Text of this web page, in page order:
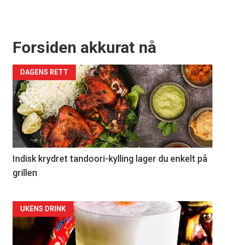
Forsiden akkurat nå
DAGENS RETT
Indisk krydret tandoori-kylling lager du enkelt på
grillen
Forsiden
akkurat
UKENS DRINK